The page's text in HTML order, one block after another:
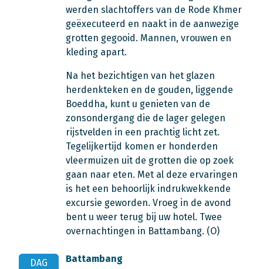
werden slachtoffers van de Rode Khmer
geëxecuteerd en naakt in de aanwezige
grotten gegooid. Mannen, vrouwen en
kleding apart.
Na het bezichtigen van het glazen
herdenkteken en de gouden, liggende
Boeddha, kunt u genieten van de
zonsondergang die de lager gelegen
rijstvelden in een prachtig licht zet.
Tegelijkertijd komen er honderden
vleermuizen uit de grotten die op zoek
gaan naar eten. Met al deze ervaringen
is het een behoorlijk indrukwekkende
excursie geworden. Vroeg in de avond
bent u weer terug bij uw hotel. Twee
overnachtingen in Battambang. (O)
DAG
Battambang